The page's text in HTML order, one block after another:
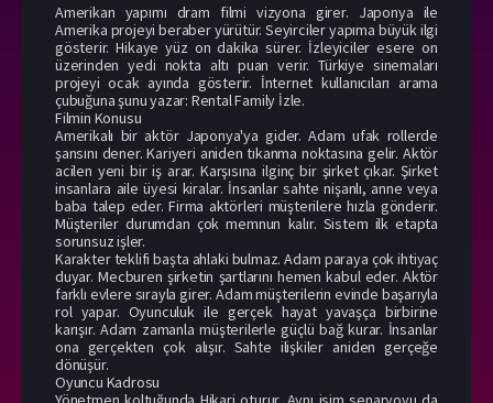
Amerikan yapımı dram filmi vizyona girer. Japonya ile
Amerika projeyi beraber yürütür. Seyirciler yapıma büyük ilgi
gösterir. Hikaye yüz on dakika sürer. İzleyiciler esere on
üzerinden yedi nokta altı puan verir. Türkiye sinemaları
projeyi ocak ayında gösterir. İnternet kullanıcıları arama
çubuğuna şunu yazar: Rental Family İzle.
Filmin Konusu
Amerikalı bir aktör Japonya'ya gider. Adam ufak rollerde
şansını dener. Kariyeri aniden tıkanma noktasına gelir. Aktör
acilen yeni bir iş arar. Karşısına ilginç bir şirket çıkar. Şirket
insanlara aile üyesi kiralar. İnsanlar sahte nişanlı, anne veya
baba talep eder. Firma aktörleri müşterilere hızla gönderir.
Müşteriler durumdan çok memnun kalır. Sistem ilk etapta
sorunsuz işler.
Karakter teklifi başta ahlaki bulmaz. Adam paraya çok ihtiyaç
duyar. Mecburen şirketin şartlarını hemen kabul eder. Aktör
farklı evlere sırayla girer. Adam müşterilerin evinde başarıyla
rol yapar. Oyunculuk ile gerçek hayat yavaşça birbirine
karışır. Adam zamanla müşterilerle güçlü bağ kurar. İnsanlar
ona gerçekten çok alışır. Sahte ilişkiler aniden gerçeğe
dönüşür.
Oyuncu Kadrosu